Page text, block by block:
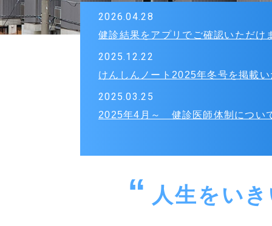
2026.04.28
健診結果をアプリでご確認いただけ
2025.12.22
けんしんノート2025年冬号を掲載
2025.03.25
2025年4月～ 健診医師体制につい
人生をい